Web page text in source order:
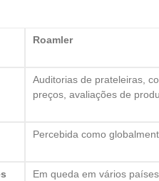
Roamler
Auditorias de prateleiras,
preços, avaliações de
Percebida como
Em queda em vários